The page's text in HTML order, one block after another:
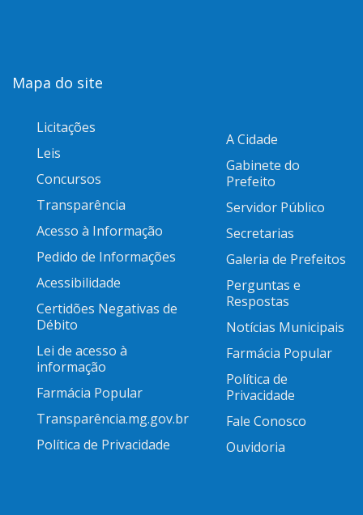
Mapa do site
Licitações
Leis
Concursos
Transparência
Acesso à Informação
Pedido de Informações
Acessibilidade
Certidões Negativas de
Débito
Lei de acesso à
informação
Farmácia Popular
Transparência.mg.gov.br
Política de Privacidade
A Cidade
Gabinete do
Prefeito
Servidor Público
Secretarias
Galeria de Prefeitos
Perguntas e
Respostas
Notícias Municipais
Farmácia Popular
Política de
Privacidade
Fale Conosco
Ouvidoria